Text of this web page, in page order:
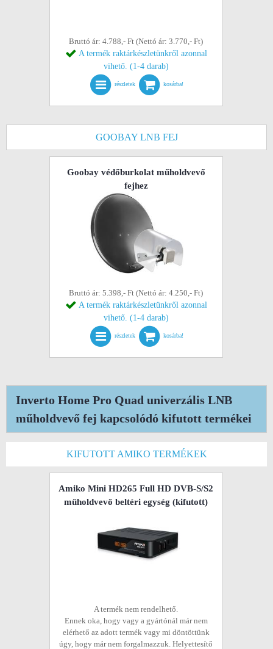
Bruttó ár: 4.788,- Ft (Nettó ár: 3.770,- Ft)
A termék raktárkészletünkről azonnal
vihető. (1-4 darab)
részletek kosárba!
GOOBAY LNB FEJ
Goobay védőburkolat műholdvevő
fejhez
Bruttó ár: 5.398,- Ft (Nettó ár: 4.250,- Ft)
A termék raktárkészletünkről azonnal
vihető. (1-4 darab)
részletek kosárba!
Inverto Home Pro Quad univerzális LNB
műholdvevő fej kapcsolódó kifutott termékei
KIFUTOTT AMIKO TERMÉKEK
Amiko Mini HD265 Full HD DVB-S/S2
műholdvevő beltéri egység (kifutott)
A termék nem rendelhető.
Ennek oka, hogy vagy a gyártónál már nem
elérhető az adott termék vagy mi döntöttünk
úgy, hogy már nem forgalmazzuk. Helyettesítő